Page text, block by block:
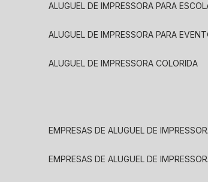
ALUGUEL DE IMPRESSORA PARA
ALUGUEL DE IMPRESSORA PARA
ALUGUEL DE IMPRESSORA COLORIDA
EMPRESAS DE ALUGUEL DE
EMPRESAS DE ALUGUEL DE